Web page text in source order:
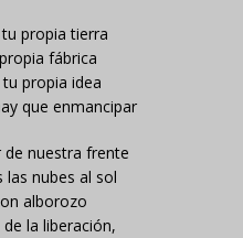
propia tierra
fábrica
propia idea
que enmancipar
de nuestra frente
nubes al sol
alborozo
la liberación,